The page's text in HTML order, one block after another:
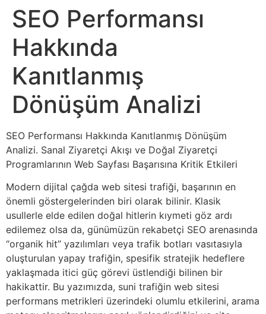
SEO Performansı
Hakkında
Kanıtlanmış
Dönüşüm Analizi
SEO Performansı Hakkında Kanıtlanmış Dönüşüm
Analizi. Sanal Ziyaretçi Akışı ve Doğal Ziyaretçi
Programlarının Web Sayfası Başarısına Kritik Etkileri
Modern dijital çağda web sitesi trafiği, başarının en
önemli göstergelerinden biri olarak bilinir. Klasik
usullerle elde edilen doğal hitlerin kıymeti göz ardı
edilemez olsa da, günümüzün rekabetçi SEO arenasında
“organik hit” yazılımları veya trafik botları vasıtasıyla
oluşturulan yapay trafiğin, spesifik stratejik hedeflere
yaklaşmada itici güç görevi üstlendiği bilinen bir
hakikattir. Bu yazımızda, suni trafiğin web sitesi
performans metrikleri üzerindeki olumlu etkilerini, arama